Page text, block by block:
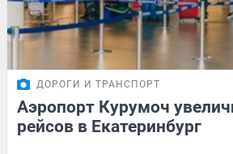
ДОРОГИ И ТРАНСПОРТ
Аэропорт Курумоч
рейсов в Екатеринбург